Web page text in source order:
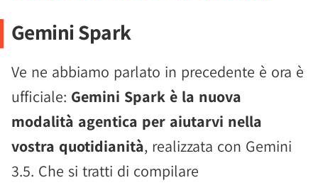
Gemini Spark
Ve ne abbiamo parlato in precedente è ora è
ufficiale: Gemini Spark è la nuova
modalità agentica per aiutarvi nella
vostra quotidianità, realizzata con Gemini
3.5. Che si tratti di compilare